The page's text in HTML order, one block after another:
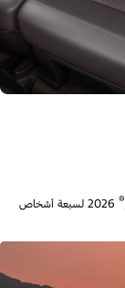
®
2026 لسبعة أشخاص